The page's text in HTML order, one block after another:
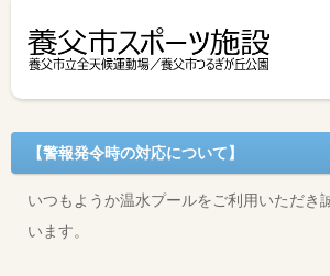
【警報発令時の対応について】
いつもようか温水プールをご利用いただき
います。